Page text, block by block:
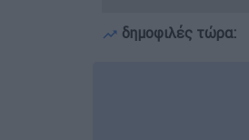
δημοφιλές τώρα: